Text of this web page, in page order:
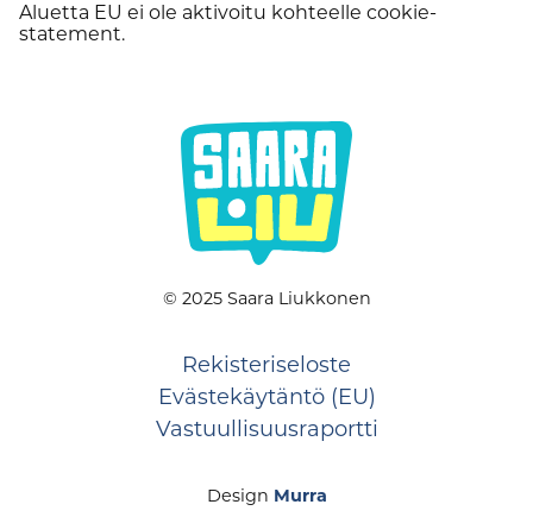
Aluetta EU ei ole aktivoitu kohteelle cookie-
statement.
© 2025 Saara Liukkonen
Rekisteriseloste
Evästekäytäntö (EU)
Vastuullisuusraportti
Design Murra